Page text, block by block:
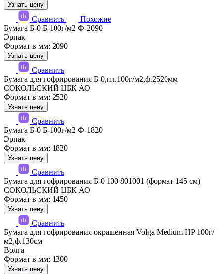
Узнать цену
Сравнить
Похожие
Бумага Б-0 Б-100г/м2 Ф-2090
Эрпак
Формат в мм: 2090
Узнать цену
Сравнить
Бумага для гофрирования Б-0,пл.100г/м2,ф.2520мм
СОКОЛЬСКИЙ ЦБК АО
Формат в мм: 2520
Узнать цену
Сравнить
Бумага Б-0 Б-100г/м2 Ф-1820
Эрпак
Формат в мм: 1820
Узнать цену
Сравнить
Бумага для гофрирования Б-0 100 801001 (формат 145 см)
СОКОЛЬСКИЙ ЦБК АО
Формат в мм: 1450
Узнать цену
Сравнить
Бумага для гофрирования окрашенная Volga Medium HP 100г/
м2,ф.130см
Волга
Формат в мм: 1300
Узнать цену